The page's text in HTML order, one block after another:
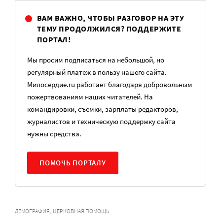
ВАМ ВАЖНО, ЧТОБЫ РАЗГОВОР НА ЭТУ
ТЕМУ ПРОДОЛЖИЛСЯ? ПОДДЕРЖИТЕ
ПОРТАЛ!
Мы просим подписаться на небольшой, но
регулярный платеж в пользу нашего сайта.
Милосердие.ru работает благодаря добровольным
пожертвованиям наших читателей. На
командировки, съемки, зарплаты редакторов,
журналистов и техническую поддержку сайта
нужны средства.
ПОМОЧЬ ПОРТАЛУ
ДЕМОГРАФИЯ, ЦЕРКОВНАЯ ПОМОЩЬ